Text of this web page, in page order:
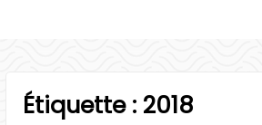
Étiquette : 2018